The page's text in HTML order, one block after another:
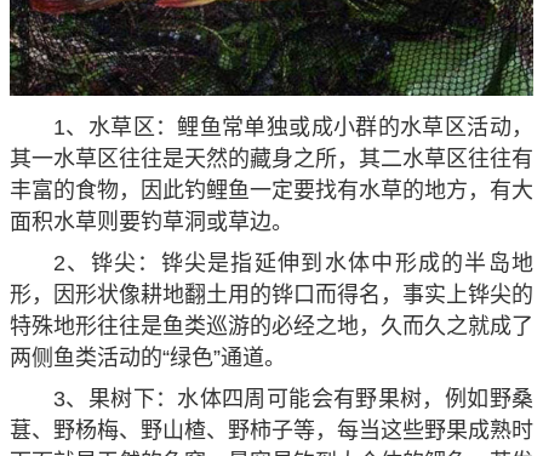
1、水草区：鲤鱼常单独或成小群的水草区活动，
其一水草区往往是天然的藏身之所，其二水草区往往有
丰富的食物，因此钓鲤鱼一定要找有水草的地方，有大
面积水草则要钓草洞或草边。
2、铧尖：铧尖是指延伸到水体中形成的半岛地
形，因形状像耕地翻土用的铧口而得名，事实上铧尖的
特殊地形往往是鱼类巡游的必经之地，久而久之就成了
两侧鱼类活动的“绿色”通道。
3、果树下：水体四周可能会有野果树，例如野桑
葚、野杨梅、野山楂、野柿子等，每当这些野果成熟时